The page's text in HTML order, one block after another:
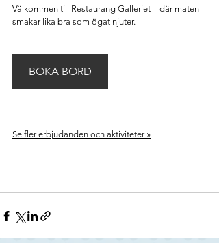
Välkommen till Restaurang Galleriet – där maten
smakar lika bra som ögat njuter.
BOKA BORD
Se fler erbjudanden och aktiviteter »